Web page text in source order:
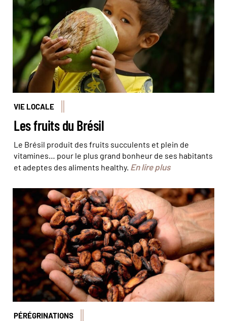
VIE LOCALE
Les fruits du Brésil
Le Brésil produit des fruits succulents et plein de
vitamines… pour le plus grand bonheur de ses habitants
et adeptes des aliments healthy. En lire plus
Les graines de cacao qui sont la base du chocolat ©
dghchocolatier
PÉRÉGRINATIONS